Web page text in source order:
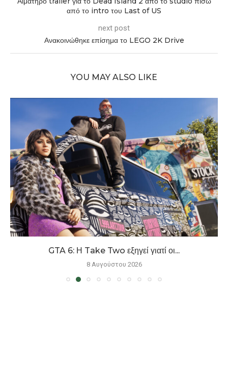
από το intro του Last of US
next post
Ανακοινώθηκε επίσημα το LEGO 2K Drive
YOU MAY ALSO LIKE
GTA 6: Η Take Two εξηγεί γιατί οι...
8 Αυγούστου 2026